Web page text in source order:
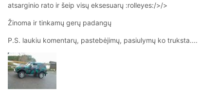
atsarginio rato ir šeip visų eksesuarų :rolleyes:/>/>
Žinoma ir tinkamų gerų padangų
P.S. laukiu komentarų, pastebėjimų, pasiulymų ko truksta....